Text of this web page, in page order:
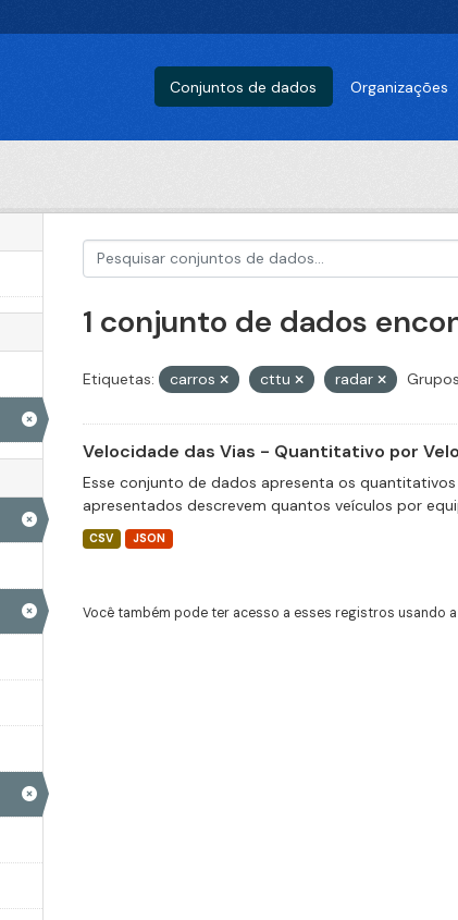
Conjuntos de dados Organizações
1 conjunto de dados
Etiquetas: carros cttu radar
Velocidade das Vias - Quantitativo por
Esse conjunto de dados apresenta os
apresentados descrevem quantos veículos por
CSV JSON
Você também pode ter acesso a esses registros usando a